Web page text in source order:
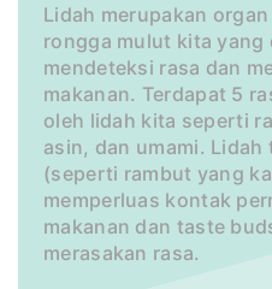
Lidah merupakan
rongga mulut kita yang
mendeteksi rasa dan
makanan. Terdapat 5
oleh lidah kita seperti
asin, dan umami. Lidah
(seperti rambut yang
memperluas kontak
makanan dan taste
merasakan rasa.